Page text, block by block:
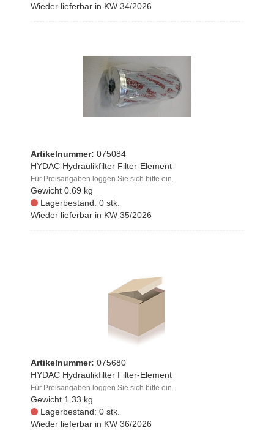
Wieder lieferbar in KW 34/2026
Artikelnummer: 075084
HYDAC Hydraulikfilter Filter-Element
Für Preisangaben loggen Sie sich bitte ein.
Gewicht 0.69 kg
Lagerbestand: 0 stk.
Wieder lieferbar in KW 35/2026
Artikelnummer: 075680
HYDAC Hydraulikfilter Filter-Element
Für Preisangaben loggen Sie sich bitte ein.
Gewicht 1.33 kg
Lagerbestand: 0 stk.
Wieder lieferbar in KW 36/2026